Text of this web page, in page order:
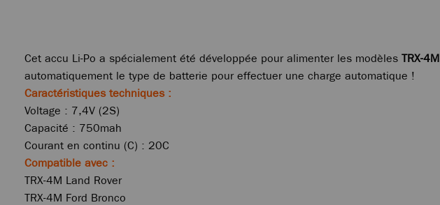
Cet accu Li-Po a spécialement été développée pour alimenter les modèles TRX-4M
automatiquement le type de batterie pour effectuer une charge automatique !
Caractéristiques techniques :
Voltage : 7,4V (2S)
Capacité : 750mah
Courant en continu (C) : 20C
Compatible avec :
TRX-4M Land Rover
TRX-4M Ford Bronco